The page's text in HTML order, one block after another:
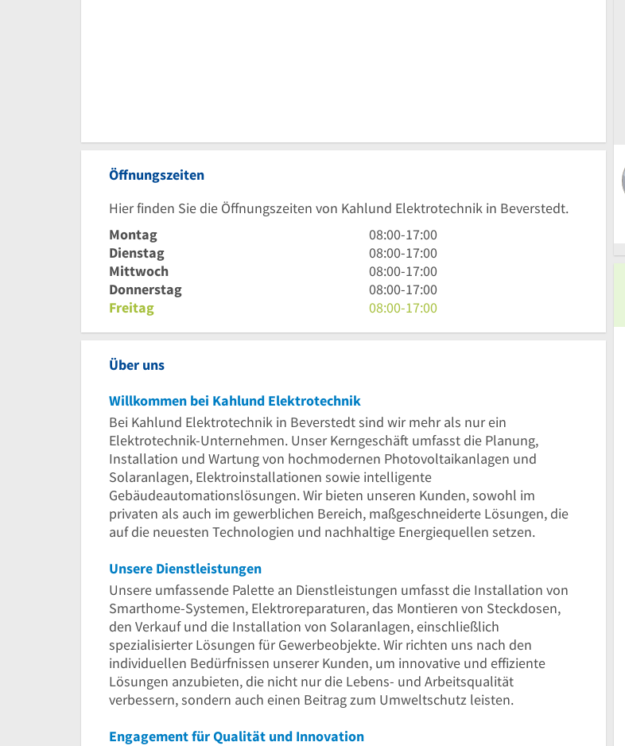
Öffnungszeiten
Hier finden Sie die Öffnungszeiten von Kahlund Elektrotechnik in Beverstedt.
Montag
8
Uhr
bis
17
Uhr
08:00-17:00
Dienstag
8
Uhr
bis
17
08:00-17:00
Mittwoch
8
Uhr
bis
08:00-17:00
Donnerstag
8
Uhr
08:00-17:00
Freitag
8
08:00-17:00
Über uns
Willkommen bei Kahlund Elektrotechnik
Bei Kahlund Elektrotechnik in Beverstedt sind wir mehr als nur ein
Elektrotechnik-Unternehmen. Unser Kerngeschäft umfasst die Planung,
Installation und Wartung von hochmodernen Photovoltaikanlagen und
Solaranlagen, Elektroinstallationen sowie intelligente
Gebäudeautomationslösungen. Wir bieten unseren Kunden, sowohl im
privaten als auch im gewerblichen Bereich, maßgeschneiderte Lösungen, die
auf die neuesten Technologien und nachhaltige Energiequellen setzen.
Unsere Dienstleistungen
Unsere umfassende Palette an Dienstleistungen umfasst die Installation von
Smarthome-Systemen, Elektroreparaturen, das Montieren von Steckdosen,
den Verkauf und die Installation von Solaranlagen, einschließlich
spezialisierter Lösungen für Gewerbeobjekte. Wir richten uns nach den
individuellen Bedürfnissen unserer Kunden, um innovative und effiziente
Lösungen anzubieten, die nicht nur die Lebens- und Arbeitsqualität
verbessern, sondern auch einen Beitrag zum Umweltschutz leisten.
Engagement für Qualität und Innovation